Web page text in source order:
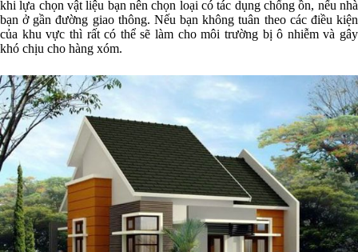
khi lựa chọn vật liệu bạn nên chọn loại có tác dụng chống ồn, nếu nhà
bạn ở gần đường giao thông. Nếu bạn không tuân theo các điều kiện
của khu vực thì rất có thể sẽ làm cho môi trường bị ô nhiễm và gây
khó chịu cho hàng xóm.